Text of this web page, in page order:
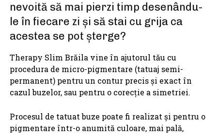
nevoită să mai pierzi timp desenându-
le în fiecare zi și să stai cu grija ca
acestea se pot șterge?
Therapy Slim Brăila vine în ajutorul tău cu
procedura de micro-pigmentare (tatuaj semi-
permanent) pentru un contur precis și exact în
cazul buzelor, sau pentru o corecție a simetriei.
Procesul de tatuat buze poate fi realizat și pentru o
pigmentare într-o anumită culoare, mai pală,